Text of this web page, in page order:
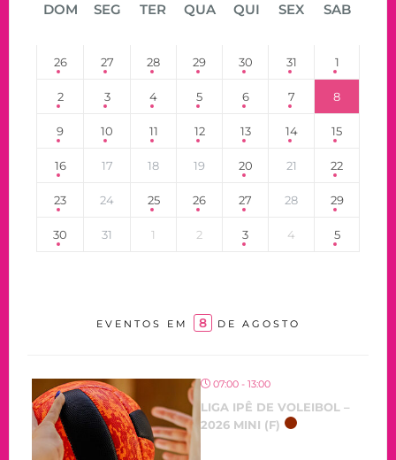
DOM SEG TER QUA QUI SEX SAB
26 27 28 29 30 31 1
2 3 4 5 6 7 8
9 10 11 12 13 14 15
16 17 18 19 20 21 22
23 24 25 26 27 28 29
30 31 1 2 3 4 5
EVENTOS EM 8 DE AGOSTO
07:00 - 13:00
LIGA IPÊ DE VOLEIBOL –
2026 MINI (F)